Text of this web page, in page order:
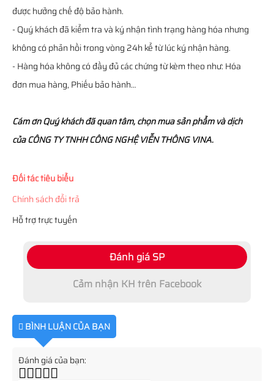
được hưởng chế độ bảo hành.
- Quý khách đã kiểm tra và ký nhận tình trạng hàng hóa nhưng
không có phản hồi trong vòng 24h kể từ lúc ký nhận hàng.
- Hàng hóa không có đầy đủ các chứng từ kèm theo như: Hóa
đơn mua hàng, Phiếu bảo hành…
Cám ơn Quý khách đã quan tâm, chọn mua sản phẩm và dịch
của CÔNG TY TNHH CÔNG NGHỆ VIỄN THÔNG VINA.
Đối tác tiêu biểu
Chính sách đổi trả
Hỗ trợ trực tuyến
Đánh giá SP
Cảm nhận KH trên Facebook
BÌNH LUẬN CỦA BẠN
Đánh giá của bạn: